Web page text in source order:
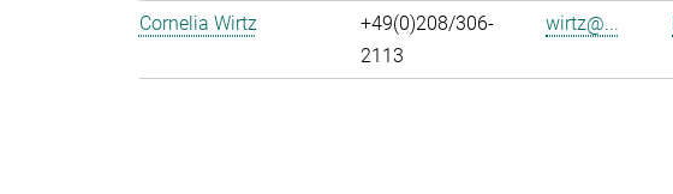
Cornelia Wirtz
+49(0)208/306-
2113
wirtz@...